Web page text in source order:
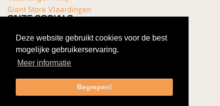
Deze website gebruikt cookies voor de best
mogelijke gebruikerservaring.
Meer informatie
Begrepen!
Giant Store Vlaardingen
ONZE SOCIALS
Copyright 2026 Van Kortenhof Fietsen